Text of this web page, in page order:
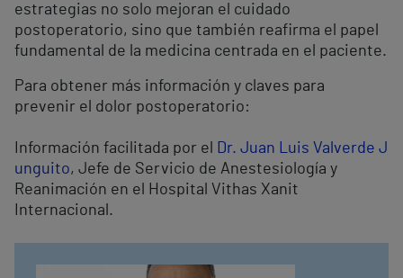
estrategias no solo mejoran el cuidado
postoperatorio, sino que también reafirma el papel
fundamental de la medicina centrada en el paciente.
Para obtener más información y claves para
prevenir el dolor postoperatorio:
Información facilitada por el
Dr. Juan Luis Valverde J
unguito, Jefe de Servicio de Anestesiología y
Reanimación en el Hospital Vithas Xanit
Internacional.